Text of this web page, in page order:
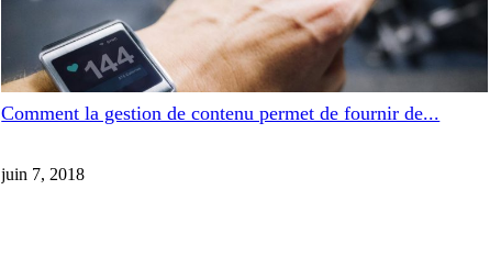
Comment la gestion de contenu permet de fournir de...
juin 7, 2018